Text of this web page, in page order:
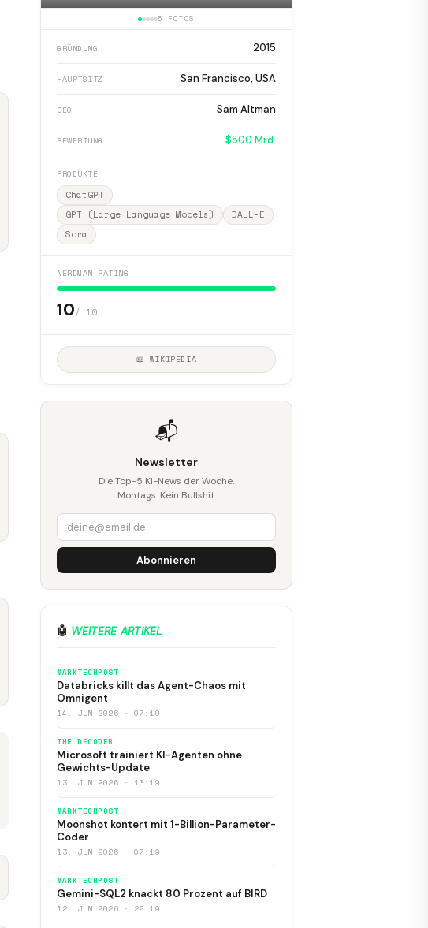
5 FOTOS
GRÜNDUNG 2015
HAUPTSITZ San Francisco, USA
CEO Sam Altman
BEWERTUNG $500 Mrd.
PRODUKTE
ChatGPT
GPT (Large Language Models)
DALL-E
Sora
NERDMAN-RATING
10/ 10
📖 WIKIPEDIA
📬
Newsletter
Die Top-5 KI-News der Woche.
Montags. Kein Bullshit.
Abonnieren
🤖 WEITERE ARTIKEL
MARKTECHPOST
Databricks killt das Agent-Chaos mit
Omnigent
14. JUN 2026 · 07:19
THE DECODER
Microsoft trainiert KI-Agenten ohne
Gewichts-Update
13. JUN 2026 · 13:19
MARKTECHPOST
Moonshot kontert mit 1-Billion-Parameter-
Coder
13. JUN 2026 · 07:19
MARKTECHPOST
Gemini-SQL2 knackt 80 Prozent auf BIRD
12. JUN 2026 · 22:19